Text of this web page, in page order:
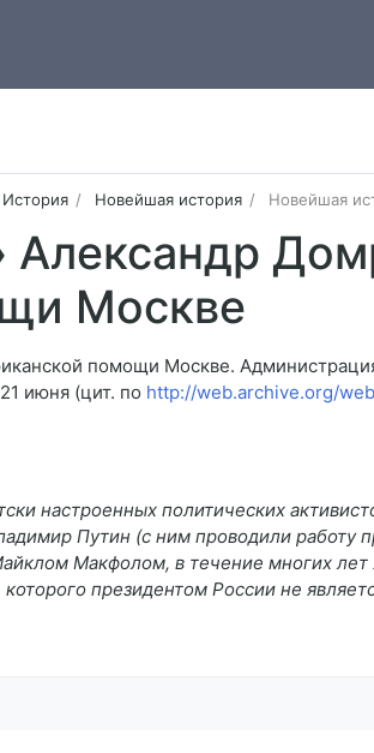
История Новейшая история Новейшая
Москве
помощи Москве.
июня (цит. по http://web.archive.org/
настроенных политических
Путин (с ним проводили работу
Макфолом, в течение многих лет
президентом России не